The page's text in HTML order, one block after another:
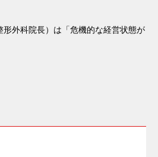
形外科院長）は「危機的な経営状態が